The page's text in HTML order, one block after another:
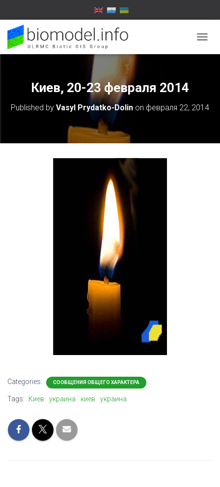
O
A
Киев, 20-23 февраля 2014
Published by Vasyl Prydatko-Dolin on февраля 22, 2014
Categories: СООБЩЕНИЯ ОБЩЕГО ХАРАКТЕРА
Tags: Киев украина киев украина